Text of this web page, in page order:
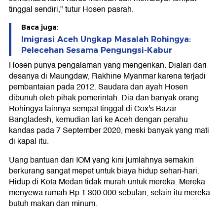
tinggal sendiri," tutur Hosen pasrah.
Baca juga:
Imigrasi Aceh Ungkap Masalah Rohingya:
Pelecehan Sesama Pengungsi-Kabur
Hosen punya pengalaman yang mengerikan. Dialari dari
desanya di Maungdaw, Rakhine Myanmar karena terjadi
pembantaian pada 2012. Saudara dan ayah Hosen
dibunuh oleh pihak pemerintah. Dia dan banyak orang
Rohingya lainnya sempat tinggal di Cox's Bazar
Bangladesh, kemudian lari ke Aceh dengan perahu
kandas pada 7 September 2020, meski banyak yang mati
di kapal itu.
Uang bantuan dari IOM yang kini jumlahnya semakin
berkurang sangat mepet untuk biaya hidup sehari-hari.
Hidup di Kota Medan tidak murah untuk mereka. Mereka
menyewa rumah Rp 1.300.000 sebulan, selain itu mereka
butuh makan dan minum.